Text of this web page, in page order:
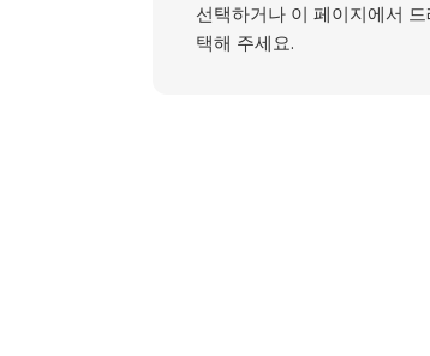
선택하거나 이 페이지에서
택해 주세요.